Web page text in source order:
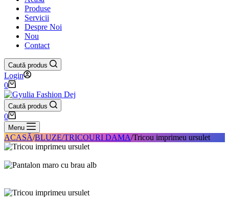
Produse
Servicii
Despre Noi
Nou
Contact
Caută produs
Login
Coș
de
cumpărături
0
Caută produs
Coș
de
cumpărături
0
Menu
ACASĂ/BLUZE/TRICOURI DAMA/Tricou imprimeu ursulet